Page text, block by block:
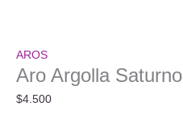
AROS
Aro Argolla Saturno
$4.500